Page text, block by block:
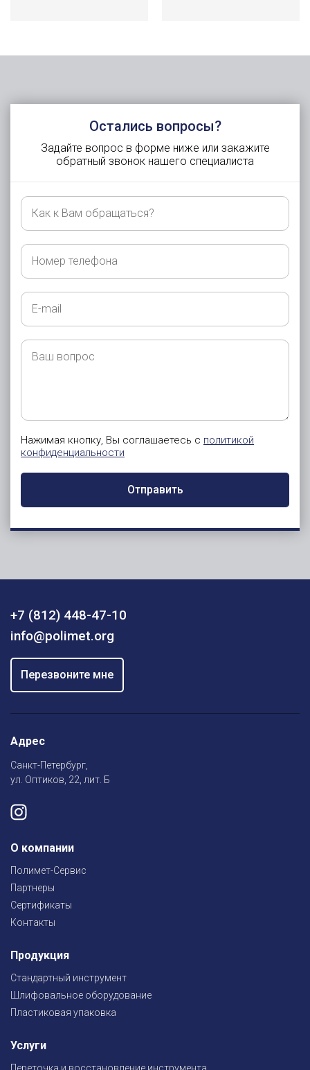
Остались вопросы?
Задайте вопрос в форме ниже или закажите
обратный звонок нашего специалиста
Как
Вам
обращаться?
Номер
телефона
E-
mail
Ваш
вопрос
Нажимая кнопку, Вы соглашаетесь с политикой
конфиденциальности
Отправить
Адрес
Санкт-Петербург,
ул. Оптиков, 22, лит. Б
О компании
Полимет-Сервис
Партнеры
Сертификаты
Контакты
Продукция
Стандартный инструмент
Шлифовальное оборудование
Пластиковая упаковка
Услуги
+7 (812) 448-47-10
info@polimet.org
Перезвоните мне